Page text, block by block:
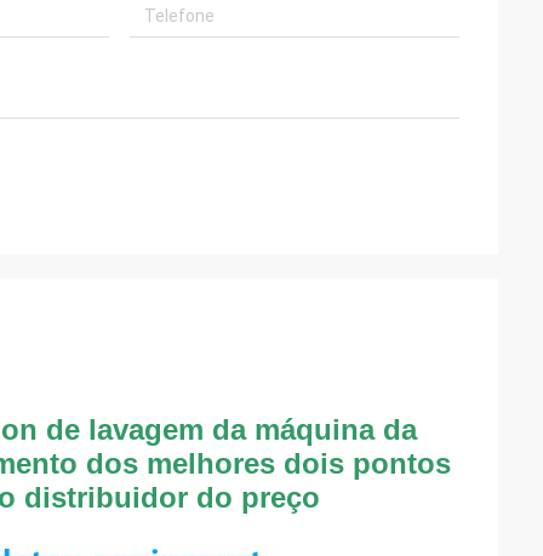
de lavagem da máquina da
dos melhores dois pontos
distribuidor do preço